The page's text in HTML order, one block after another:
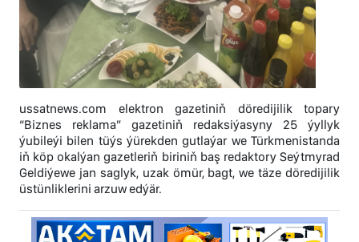
ussatnews.com elektron gazetiniň döredijilik topary
“Biznes reklama” gazetiniň redaksiýasyny 25 ýyllyk
ýubileýi bilen tüýs ýürekden gutlaýar we Türkmenistanda
iň köp okalýan gazetleriň biriniň baş redaktory Seýtmyrad
Geldiýewe jan saglyk, uzak ömür, bagt, we täze döredijilik
üstünliklerini arzuw edýär.